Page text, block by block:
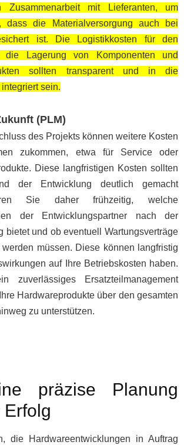
Zusammenarbeit mit Lieferanten, um
dass die Materialversorgung auch bei
ist. Die Logistikkosten für den
die Lagerung von Komponenten und
sollten transparent und in die
sein.
(PLM)
des Projekts können weitere Kosten
zukommen, etwa für Service oder
Diese langfristigen Kosten sollten
der Entwicklung deutlich gemacht
Sie daher frühzeitig, welche
der Entwicklungspartner nach der
bietet und ob eventuell Wartungsverträge
müssen. Diese können langfristig
auf Ihre Betriebskosten haben.
zuverlässiges Ersatzteilmanagement
Hardwareprodukte über den gesamten
zu unterstützen.
präzise Planung
die Hardwareentwicklungen in Auftrag